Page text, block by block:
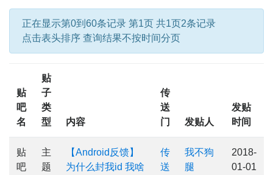
正在显示第0到60条记录 第1页 共1页2条记录
点击表头排序 查询结果不按时间分页
贴
吧
名
贴
子
类
型
内容
传
送
门
发贴人
发贴
时间
贴
吧
主
题
【Android反馈】
为什么封我id 我啥
传
送
我不狗
腿
2018-
01-01